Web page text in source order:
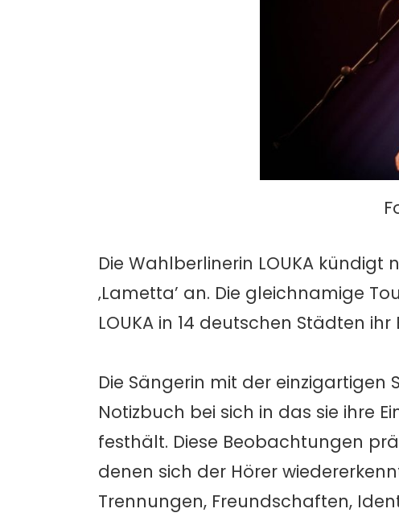
Die Wahlberlinerin LOUKA
‚Lametta’ an. Die gleichnamige
LOUKA in 14 deutschen Städten
Die Sängerin mit der einzigartigen
Notizbuch bei sich in das sie ihre
festhält. Diese Beobachtungen
denen sich der Hörer
Trennungen, Freundschaften,